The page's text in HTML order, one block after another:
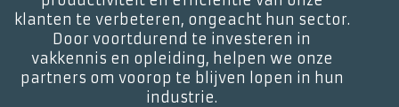
klanten te verbeteren, ongeacht hun sector.
Door voortdurend te investeren in
vakkennis en opleiding, helpen we onze
partners om voorop te blijven lopen in hun
industrie.